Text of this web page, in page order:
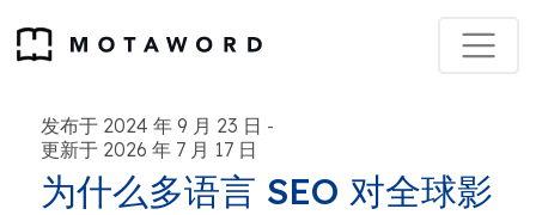
发布于 2024 年 9 月 23 日 -
更新于 2026 年 7 月 17 日
为什么多语言 SEO 对全球影